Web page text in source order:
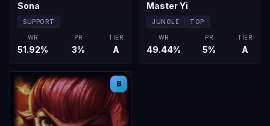
Sona
SUPPORT
WR
51.92%
PR
3%
TIER
A
Master Yi
JUNGLE TOP
WR
49.44%
PR
5%
TIER
A
B